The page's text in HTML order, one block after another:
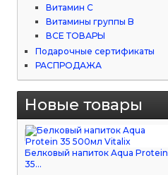
Витамин С
Витамины группы B
ВСЕ ТОВАРЫ
Подарочные сертификаты
РАСПРОДАЖА
Новые товары
Белковый напиток Aqua Protein
35...